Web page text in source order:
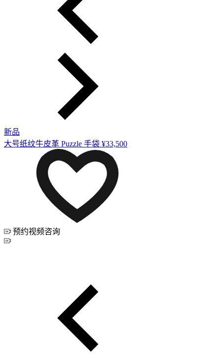
新品
大号纸纹牛皮革 Puzzle 手袋 ¥33,500
预约视频咨询